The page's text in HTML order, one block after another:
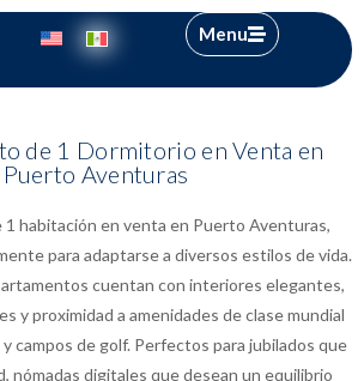
Menu
de 1 Dormitorio en Venta en
Puerto Aventuras
habitación en venta en Puerto Aventuras,
para adaptarse a diversos estilos de vida.
cuentan con interiores elegantes,
y proximidad a amenidades de clase mundial
y campos de golf. Perfectos para jubilados que
nómadas digitales que desean un equilibrio